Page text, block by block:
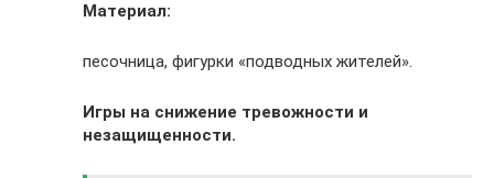
Материал:
песочница, фигурки «подводных жителей».
Игры на снижение тревожности и
незащищенности.